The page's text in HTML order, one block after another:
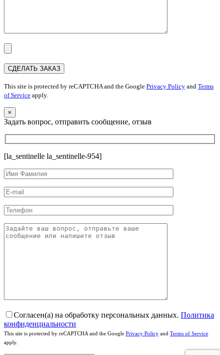
This site is protected by reCAPTCHA and the Google Privacy Policy and Terms
of Service apply.
×
Задать вопрос, отправить сообщение, отзыв
[la_sentinelle la_sentinelle-954]
Согласен(а) на обработку персональных данных. Политика
конфиденциальности
This site is protected by reCAPTCHA and the Google Privacy Policy and Terms of Service
apply.